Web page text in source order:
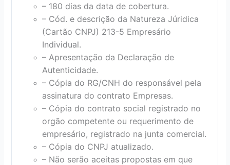
– 180 dias da data de cobertura.
– Cód. e descrição da Natureza Júridica
(Cartão CNPJ) 213-5 Empresário
Individual.
– Apresentação da Declaração de
Autenticidade.
– Cópia do RG/CNH do responsável pela
assinatura do contrato Empresas.
– Cópia do contrato social registrado no
orgão competente ou requerimento de
empresário, registrado na junta comercial.
– Cópia do CNPJ atualizado.
– Não serão aceitas propostas em que